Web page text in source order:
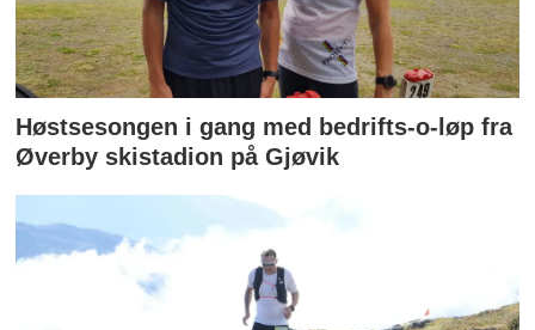
Høstsesongen i gang med bedrifts-o-løp fra
Øverby skistadion på Gjøvik